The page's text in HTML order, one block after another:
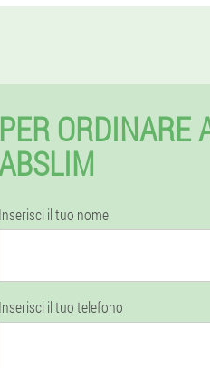
PER ORDINARE
Inserisci il tuo nome
Inserisci il tuo telefono